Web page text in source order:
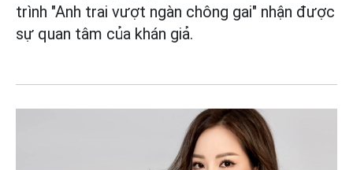
trình "Anh trai vượt ngàn chông gai" nhận được
sự quan tâm của khán giả.